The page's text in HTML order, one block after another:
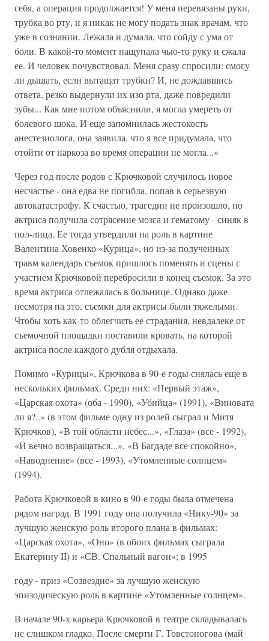
себя, а операция продолжается! У меня перевязаны руки,
трубка во рту, и я никак не могу подать знак врачам, что
уже в сознании. Лежала и думала, что сойду с ума от
боли. В какой-то момент нащупала чью-то руку и сжала
ее. И человек почувствовал. Меня сразу спросили: смогу
ли дышать, если вытащат трубки? И, не дождавшись
ответа, резко выдернули их изо рта, даже повредили
зубы... Как мне потом объяснили, я могла умереть от
болевого шока. И еще запомнилась жестокость
анестезиолога, она заявила, что я все придумала, что
отойти от наркоза во время операции не могла...»
Через год после родов с Крючковой случилось новое
несчастье - она едва не погибла, попав в серьезную
автокатастрофу. К счастью, трагедии не произошло, но
актриса получила сотрясение мозга и гематому - синяк в
пол-лица. Ее тогда утвердили на роль в картине
Валентина Ховенко «Курица», но из-за полученных
травм календарь съемок пришлось поменять и сцены с
участием Крючковой перебросили в конец съемок. За это
время актриса отлежалась в больнице. Однако даже
несмотря на это, съемки для актрисы были тяжелыми.
Чтобы хоть как-то облегчить ее страдания, невдалеке от
съемочной площадки поставили кровать, на которой
актриса после каждого дубля отдыхала.
Помимо «Курицы», Крючкова в 90-е годы снялась еще в
нескольких фильмах. Среди них: «Первый этаж»,
«Царская охота» (оба - 1990), «Убийца» (1991), «Виновата
ли я?..» (в этом фильме одну из ролей сыграл и Митя
Крючков), «В той области небес...», «Глаза» (все - 1992),
«И вечно возвращаться...», «В Багдаде все спокойно»,
«Наводнение» (все - 1993), «Утомленные солнцем»
(1994).
Работа Крючковой в кино в 90-е годы была отмечена
рядом наград. В 1991 году она получила «Нику-90» за
лучшую женскую роль второго плана в фильмах:
«Царская охота», «Оно» (в обоих фильмах сыграла
Екатерину II) и «СВ. Спальный вагон»; в 1995
году - приз «Созвездие» за лучшую женскую
эпизодическую роль в картине «Утомленные солнцем».
В начале 90-х карьера Крючковой в театре складывалась
не слишком гладко. После смерти Г. Товстоногова (май